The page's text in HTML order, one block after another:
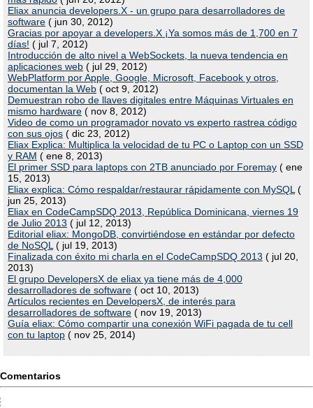
Eliax anuncia developers.X - un grupo para desarrolladores de
software ( jun 30, 2012)
Gracias por apoyar a developers.X ¡Ya somos más de 1,700 en 7
días! ( jul 7, 2012)
Introducción de alto nivel a WebSockets, la nueva tendencia en
aplicaciones web ( jul 29, 2012)
WebPlatform por Apple, Google, Microsoft, Facebook y otros,
documentan la Web ( oct 9, 2012)
Demuestran robo de llaves digitales entre Máquinas Virtuales en
mismo hardware ( nov 8, 2012)
Video de como un programador novato vs experto rastrea código
con sus ojos ( dic 23, 2012)
Eliax Explica: Multiplica la velocidad de tu PC o Laptop con un SSD
y RAM ( ene 8, 2013)
El primer SSD para laptops con 2TB anunciado por Foremay ( ene
15, 2013)
Eliax explica: Cómo respaldar/restaurar rápidamente con MySQL (
jun 25, 2013)
Eliax en CodeCampSDQ 2013, República Dominicana, viernes 19
de Julio 2013 ( jul 12, 2013)
Editorial eliax: MongoDB, convirtiéndose en estándar por defecto
de NoSQL ( jul 19, 2013)
Finalizada con éxito mi charla en el CodeCampSDQ 2013 ( jul 20,
2013)
El grupo DevelopersX de eliax ya tiene más de 4,000
desarrolladores de software ( oct 10, 2013)
Artículos recientes en DevelopersX, de interés para
desarrolladores de software ( nov 19, 2013)
Guía eliax: Cómo compartir una conexión WiFi pagada de tu cell
con tu laptop ( nov 25, 2014)
Comentarios